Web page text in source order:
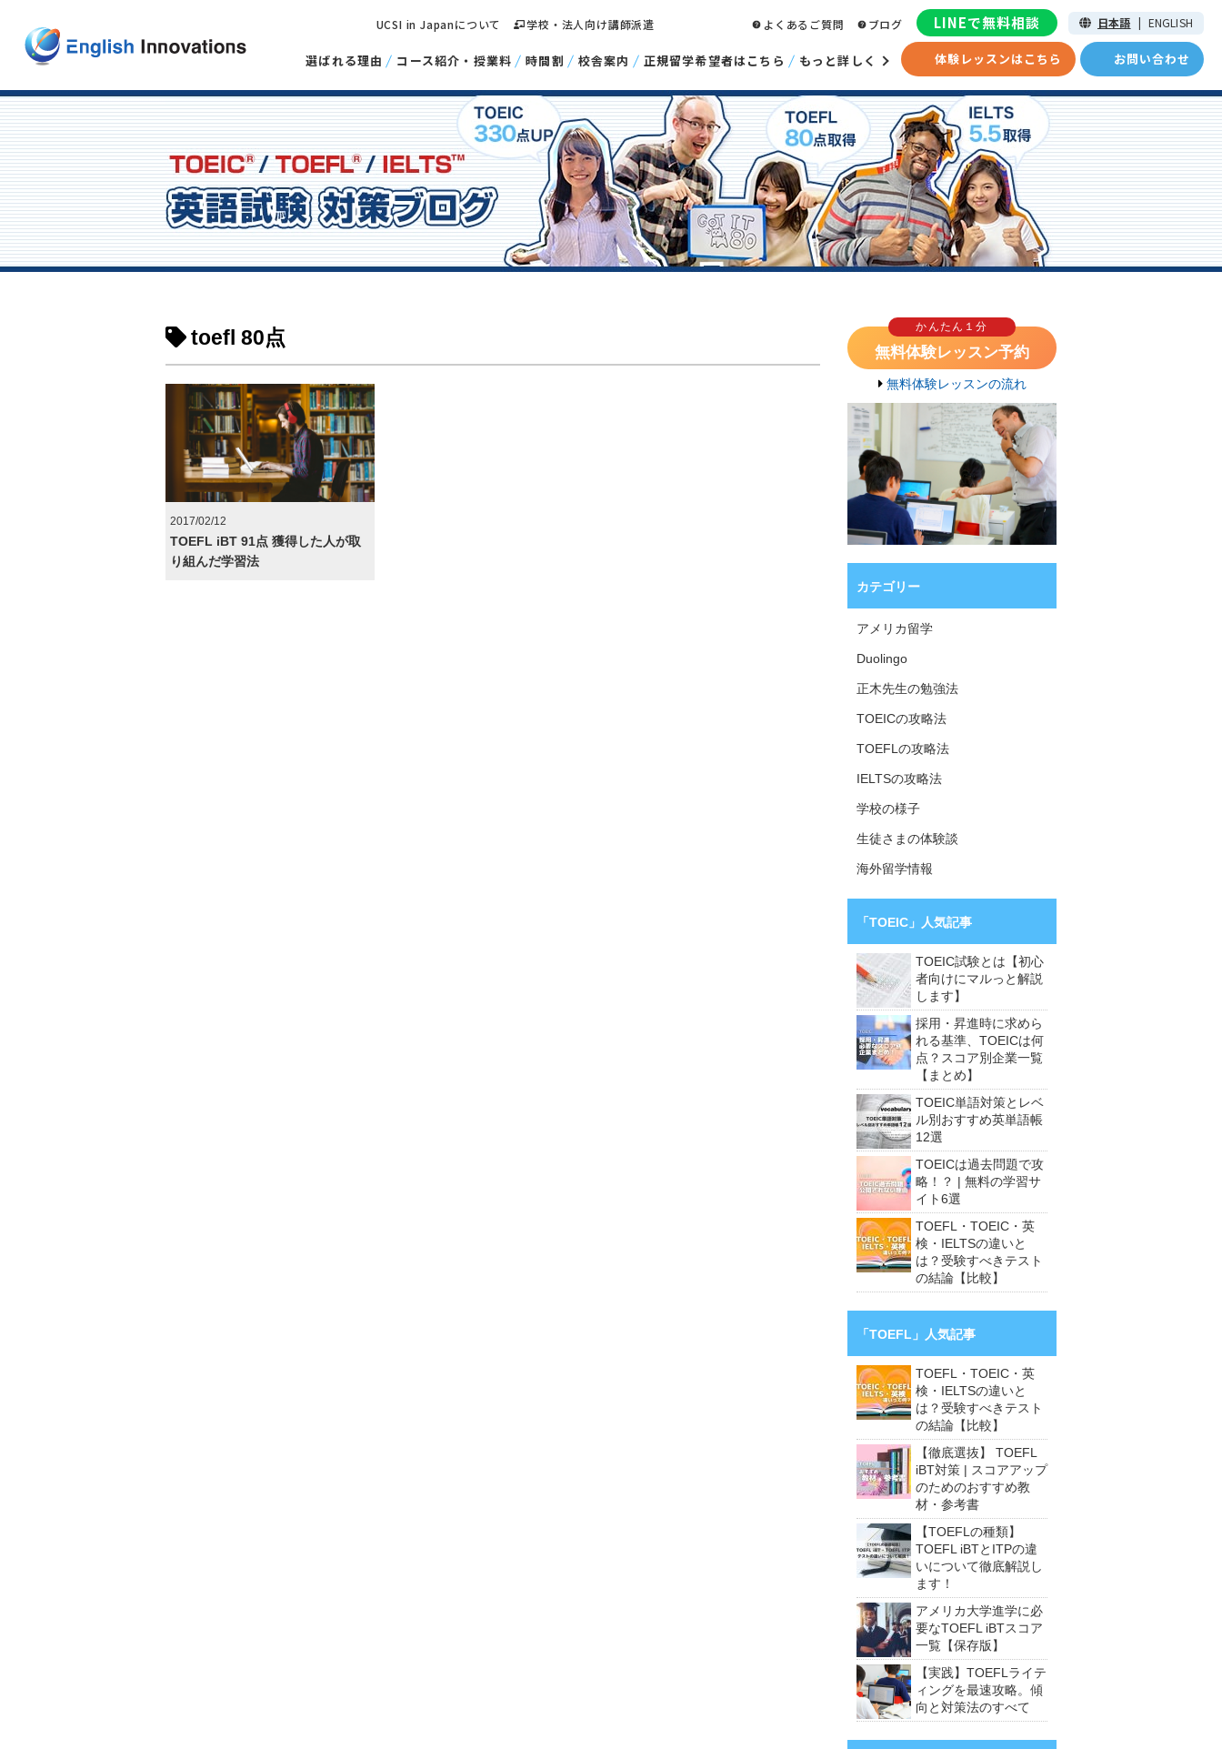
選ばれる理由 コース紹介・授業料 時間割 校舎案内 正規留学希望者はこちら もっと詳しく 体験レッスンはこちら お問い合わせ
UCSI in Japanについて 学校・法人向け講師派遣 よくあるご質問 ブログ LINEで無料相談 日本語 | ENGLISH
toefl 80点
2017/02/12
TOEFL iBT 91点 獲得した人が取
り組んだ学習法
かんたん１分
無料体験レッスン予約
無料体験レッスンの流れ
カテゴリー
アメリカ留学
Duolingo
正木先生の勉強法
TOEICの攻略法
TOEFLの攻略法
IELTSの攻略法
学校の様子
生徒さまの体験談
海外留学情報
「TOEIC」人気記事
TOEIC試験とは【初心
者向けにマルっと解説
します】
採用・昇進時に求めら
れる基準、TOEICは何
点？スコア別企業一覧
【まとめ】
TOEIC単語対策とレベ
ル別おすすめ英単語帳
12選
TOEICは過去問題で攻
略！？ | 無料の学習サ
イト6選
TOEFL・TOEIC・英
検・IELTSの違いと
は？受験すべきテスト
の結論【比較】
「TOEFL」人気記事
TOEFL・TOEIC・英
検・IELTSの違いと
は？受験すべきテスト
の結論【比較】
【徹底選抜】 TOEFL
iBT対策 | スコアアップ
のためのおすすめ教
材・参考書
【TOEFLの種類】
TOEFL iBTとITPの違
いについて徹底解説し
ます！
アメリカ大学進学に必
要なTOEFL iBTスコア
一覧【保存版】
【実践】TOEFLライテ
ィングを最速攻略。傾
向と対策法のすべて